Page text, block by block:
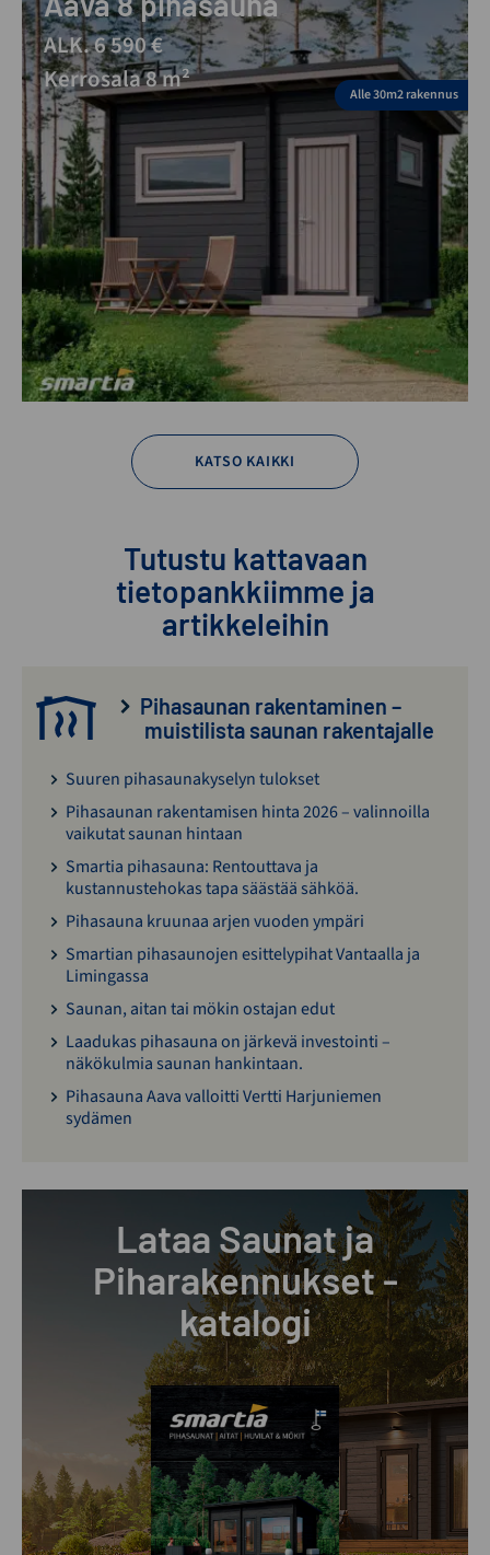
ALK. 6 590 €
Kerrosala 8 m²
Alle 30m2 rakennus
KATSO KAIKKI
Tutustu kattavaan
tietopankkiimme ja
artikkeleihin
Pihasaunan rakentaminen –
muistilista saunan rakentajalle
Suuren pihasaunakyselyn tulokset
Pihasaunan rakentamisen hinta 2026 – valinnoilla
vaikutat saunan hintaan
Smartia pihasauna: Rentouttava ja
kustannustehokas tapa säästää sähköä.
Pihasauna kruunaa arjen vuoden ympäri
Smartian pihasaunojen esittelypihat Vantaalla ja
Limingassa
Saunan, aitan tai mökin ostajan edut
Laadukas pihasauna on järkevä investointi –
näkökulmia saunan hankintaan.
Pihasauna Aava valloitti Vertti Harjuniemen
sydämen
Lataa Saunat ja
Piharakennukset -
katalogi